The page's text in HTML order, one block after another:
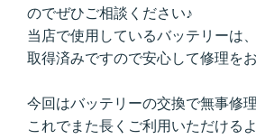
のでぜひご相談ください♪
当店で使用しているバッテリーは
取得済みですので安心して修理を
今回はバッテリーの交換で無事修
これでまた長くご利用いただける